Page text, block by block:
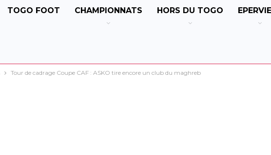
TOGO FOOT CHAMPIONNATS HORS DU TOGO
Tour de cadrage Coupe CAF : ASKO tire encore un club du maghreb